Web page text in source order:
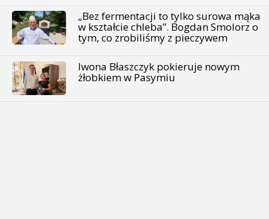
„Bez fermentacji to tylko surowa mąka
w kształcie chleba”. Bogdan Smolorz o
tym, co zrobiliśmy z pieczywem
Iwona Błaszczyk pokieruje nowym
żłobkiem w Pasymiu